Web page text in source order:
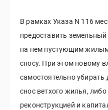
В рамках Указа N 116
предоставить
на нем пустующим
сносу. При этом новому
самостоятельно
снос ветхого жилья,
реконструкцией и